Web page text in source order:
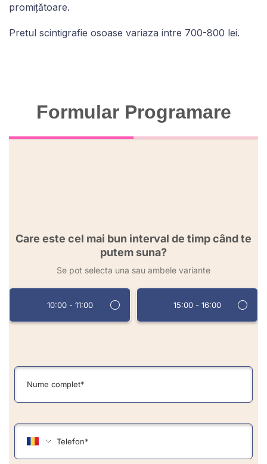
promițătoare.
Pretul scintigrafie osoase variaza intre 700-800 lei.
Formular Programare